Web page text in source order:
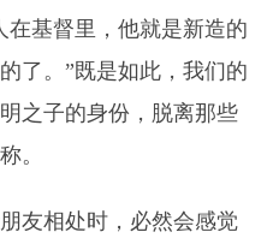
在基督里，他就是新造的
了。”既是如此，我们的
之子的身份，脱离那些
。
友相处时，必然会感觉